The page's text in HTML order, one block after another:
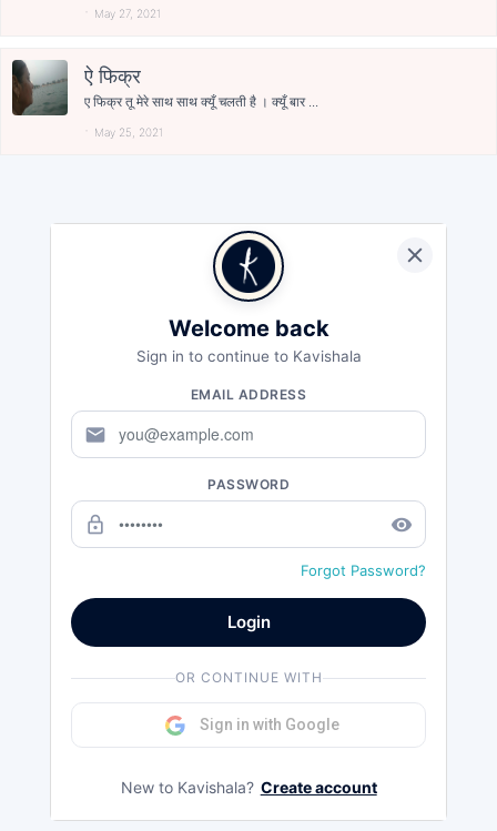
May 27, 2021
ऐ फिक्र
ए फिक्र तू मेरे साथ साथ क्यूँ चलती है । क्यूँ बार ...
May 25, 2021
Welcome back
Sign in to continue to Kavishala
EMAIL ADDRESS
mail
PASSWORD
lock_outline remove_red_eye
Forgot Password?
Login
OR CONTINUE WITH
Sign in with Google
New to Kavishala? Create account